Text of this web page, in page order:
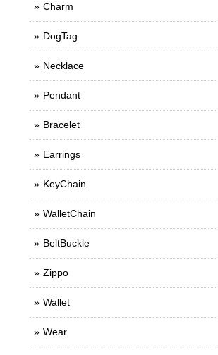
Charm
DogTag
Necklace
Pendant
Bracelet
Earrings
KeyChain
WalletChain
BeltBuckle
Zippo
Wallet
Wear